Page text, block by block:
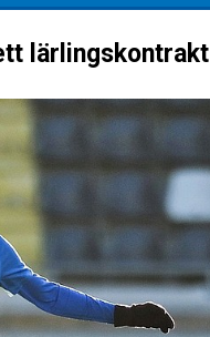
lärlingskontrakt